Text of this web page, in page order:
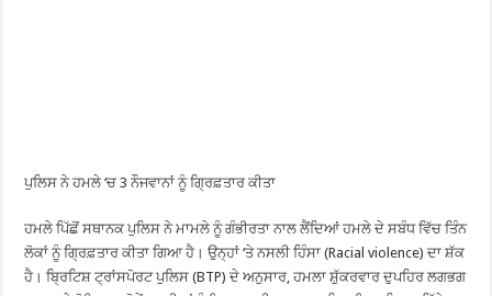
ਪੁਲਿਸ ਨੇ ਹਮਲੇ ‘ਚ 3 ਨੌਜਵਾਨਾਂ ਨੂੰ ਗ੍ਰਿਫ਼ਤਾਰ ਕੀਤਾ
ਹਮਲੇ ਪਿੱਛੋਂ ਸਥਾਨਕ ਪੁਲਿਸ ਨੇ ਮਾਮਲੇ ਨੂੰ ਗੰਭੀਰਤਾ ਨਾਲ ਲੈਂਦਿਆਂ ਹਮਲੇ ਦੇ ਸਬੰਧ ਵਿੱਚ ਤਿੰਨ
ਲੋਕਾਂ ਨੂੰ ਗ੍ਰਿਫ਼ਤਾਰ ਕੀਤਾ ਗਿਆ ਹੈ। ਉਨ੍ਹਾਂ ‘ਤੇ ਨਸਲੀ ਹਿੰਸਾ (Racial violence) ਦਾ ਸ਼ੱਕ
ਹੈ। ਬ੍ਰਿਟਿਸ਼ ਟ੍ਰਾਂਸਪੋਰਟ ਪੁਲਿਸ (BTP) ਦੇ ਅਨੁਸਾਰ, ਹਮਲਾ ਸ਼ੁੱਕਰਵਾਰ ਦੁਪਹਿਰ ਲਗਭਗ